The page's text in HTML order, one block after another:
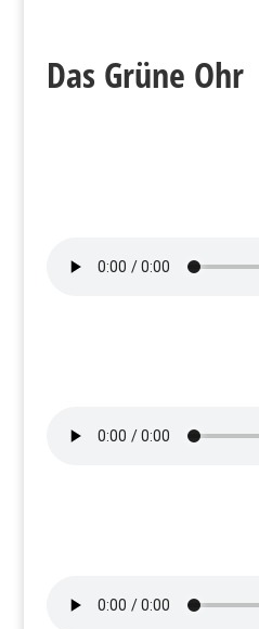
Das Grüne Ohr